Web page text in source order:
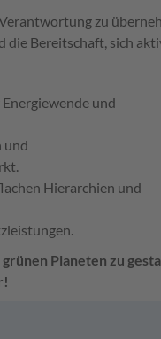
zu
Bereitschaft, sich
und
und
Hierarchien und
Planeten zu